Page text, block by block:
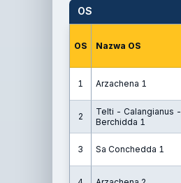
OS
OS Nazwa OS
1 Arzachena 1
2
Telti - Calangianus -
Berchidda 1
3 Sa Conchedda 1